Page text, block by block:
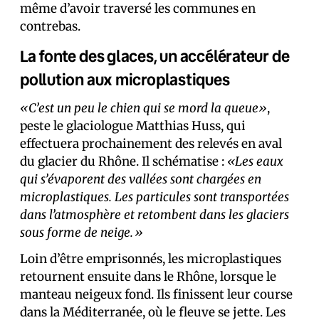
même d’avoir traversé les communes en
contrebas.
La fonte des glaces, un accélérateur de
pollution aux microplastiques
«C’est un peu le chien qui se mord la queue»,
peste le glaciologue Matthias Huss, qui
effectuera prochainement des relevés en aval
du glacier du Rhône. Il schématise : «Les eaux
qui s’évaporent des vallées sont chargées en
microplastiques. Les particules sont transportées
dans l’atmosphère et retombent dans les glaciers
sous forme de neige.»
Loin d’être emprisonnés, les microplastiques
retournent ensuite dans le Rhône, lorsque le
manteau neigeux fond. Ils finissent leur course
dans la Méditerranée, où le fleuve se jette. Les